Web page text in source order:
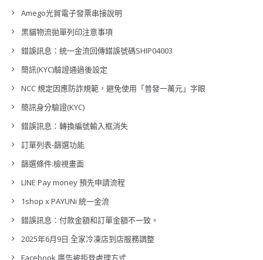
Amego光貿電子發票串接說明
黑貓物流拋單列印注意事項
錯誤訊息：統一金流回傳錯誤號碼SHIP04003
簡訊(KYC)驗證通過後設定
NCC 規定因應防詐規範，避免使用「普發一萬元」字眼
簡訊身分驗證(KYC)
錯誤訊息：轉換編號輸入框消失
訂單列表-篩選功能
篩選條件:檢視畫面
LINE Pay money 預先申請流程
1shop x PAYUNi 統一金流
錯誤訊息：付款金額和訂單金額不一致。
2025年6月9日 全家冷凍店到店服務調整
Facebook 廣告被拒登處理方式